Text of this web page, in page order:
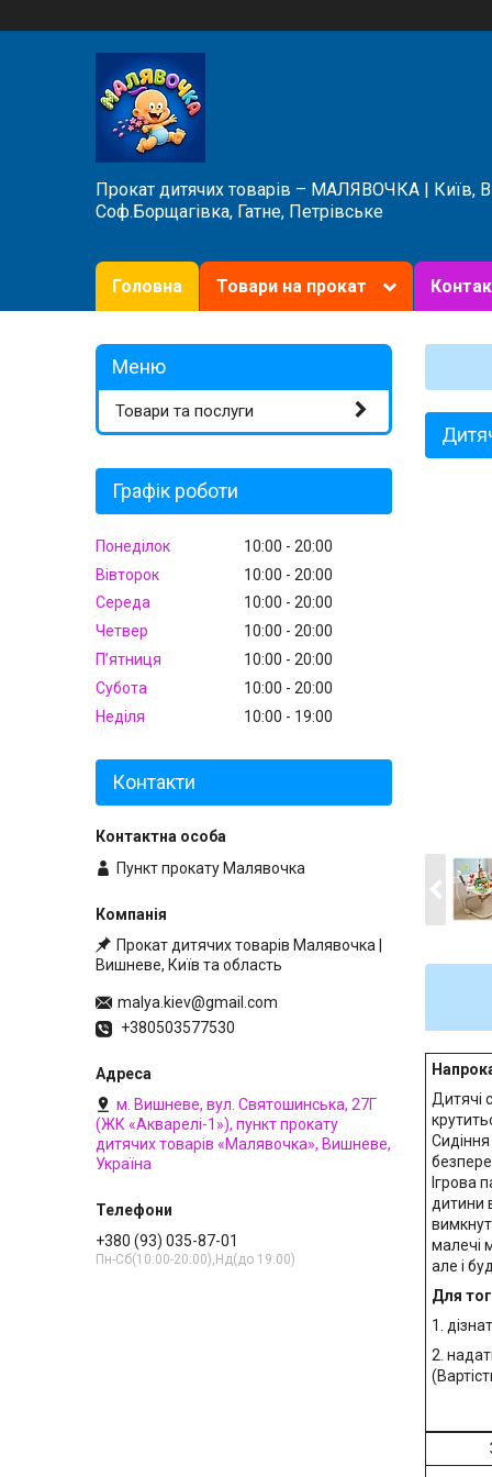
Прокат дитячих товарів – МАЛЯВОЧКА | Київ,
Соф.Борщагівка, Гатне, Петрівське
Головна Товари на прокат
Дитячі
Ігрова
дитини
малечі
але і
Для
1.
2.
Товари та послуги
Графік роботи
Понеділок 10:00
20:00
Вівторок
10:00
20:00
Середа
10:00
20:00
Четвер
10:00
20:00
Пʼятниця
10:00
20:00
Субота
10:00
20:00
Неділя
10:00 19:00
Контакти
Пункт прокату Малявочка
Прокат дитячих товарів Малявочка |
Вишневе, Київ та область
malya.kiev@gmail.com
+380503577530
м. Вишневе, вул. Святошинська, 27Г
(ЖК «Акварелі-1»), пункт прокату
дитячих товарів «Малявочка», Вишневе,
Україна
+380 (93) 035-87-01
Пн-Сб(10:00-20:00),Нд(до 19:00)